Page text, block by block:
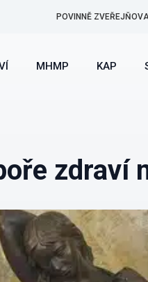
POVINNĚ
MHMP KAP
zdraví